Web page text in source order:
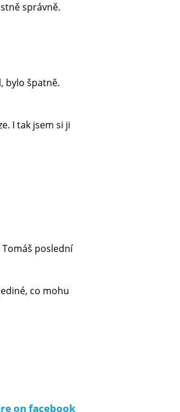
správně.
bylo špatně.
I tak jsem si ji
poslední
co mohu